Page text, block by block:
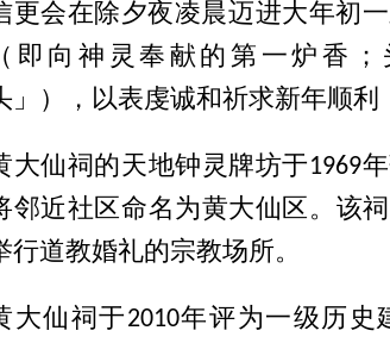
更会在除夕夜凌晨迈进大年初
（即向神灵奉献的第一炉香
」），以表虔诚和祈求新年顺利
大仙祠的天地钟灵牌坊于1969
邻近社区命名为黄大仙区。该
行道教婚礼的宗教场所。
大仙祠于2010年评为一级历